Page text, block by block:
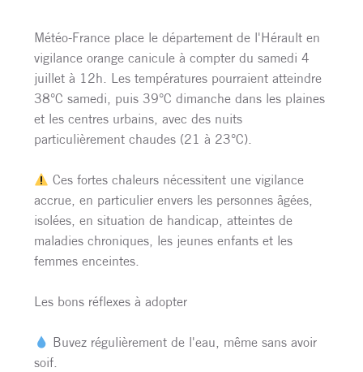
Météo-France place le département de l'Hérault en
vigilance orange canicule à compter du samedi 4
juillet à 12h. Les températures pourraient atteindre
38°C samedi, puis 39°C dimanche dans les plaines
et les centres urbains, avec des nuits
particulièrement chaudes (21 à 23°C).
Ces fortes chaleurs nécessitent une vigilance
accrue, en particulier envers les personnes âgées,
isolées, en situation de handicap, atteintes de
maladies chroniques, les jeunes enfants et les
femmes enceintes.
Les bons réflexes à adopter
Buvez régulièrement de l'eau, même sans avoir
soif.